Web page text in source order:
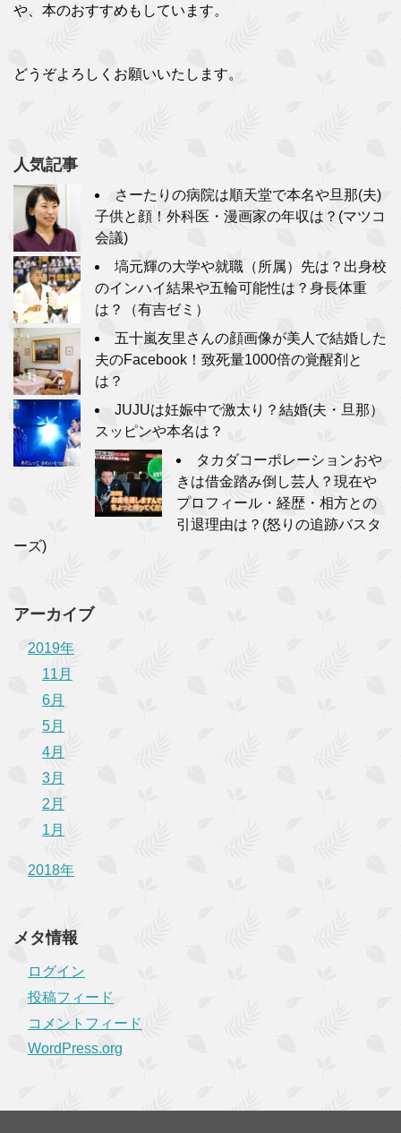
や、本のおすすめもしています。
どうぞよろしくお願いいたします。
人気記事
さーたりの病院は順天堂で本名や旦那(夫)
子供と顔！外科医・漫画家の年収は？(マツコ
会議)
塙元輝の大学や就職（所属）先は？出身校
のインハイ結果や五輪可能性は？身長体重
は？（有吉ゼミ）
五十嵐友里さんの顔画像が美人で結婚した
夫のFacebook！致死量1000倍の覚醒剤と
は？
JUJUは妊娠中で激太り？結婚(夫・旦那）
スッピンや本名は？
タカダコーポレーションおや
きは借金踏み倒し芸人？現在や
プロフィール・経歴・相方との
引退理由は？(怒りの追跡バスタ
ーズ)
アーカイブ
2019年
11月
6月
5月
4月
3月
2月
1月
2018年
メタ情報
ログイン
投稿フィード
コメントフィード
WordPress.org